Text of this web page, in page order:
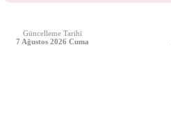
Güncelleme Tarihi
7 Ağustos 2026 Cuma